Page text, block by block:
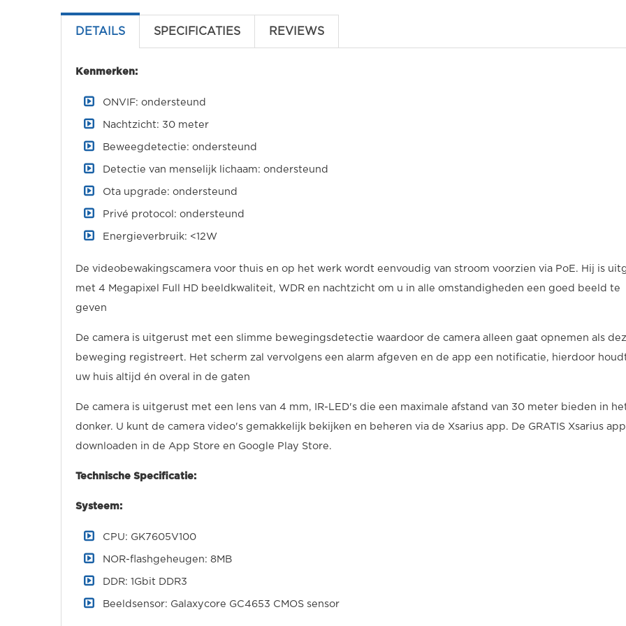
DETAILS SPECIFICATIES REVIEWS
Kenmerken:
ONVIF: ondersteund
Nachtzicht: 30 meter
Beweegdetectie: ondersteund
Detectie van menselijk lichaam: ondersteund
Ota upgrade: ondersteund
Privé protocol: ondersteund
Energieverbruik: <12W
De videobewakingscamera voor thuis en op het werk wordt eenvoudig van stroom voorzien via PoE. Hij is
met 4 Megapixel Full HD beeldkwaliteit, WDR en nachtzicht om u in alle omstandigheden een goed beeld te
geven
De camera is uitgerust met een slimme bewegingsdetectie waardoor de camera alleen gaat opnemen als
beweging registreert. Het scherm zal vervolgens een alarm afgeven en de app een notificatie, hierdoor
uw huis altijd én overal in de gaten
De camera is uitgerust met een lens van 4 mm, IR-LED's die een maximale afstand van 30 meter bieden in
donker. U kunt de camera video's gemakkelijk bekijken en beheren via de Xsarius app. De GRATIS Xsarius
downloaden in de App Store en Google Play Store.
Technische Specificatie:
Systeem:
CPU: GK7605V100
NOR-flashgeheugen: 8MB
DDR: 1Gbit DDR3
Beeldsensor: Galaxycore GC4653 CMOS sensor